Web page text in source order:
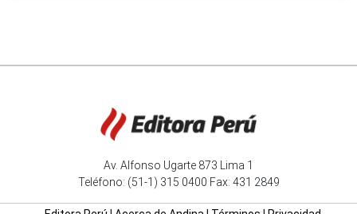
Av. Alfonso Ugarte 873 Lima 1
Teléfono: (51-1) 315 0400 Fax: 431 2849